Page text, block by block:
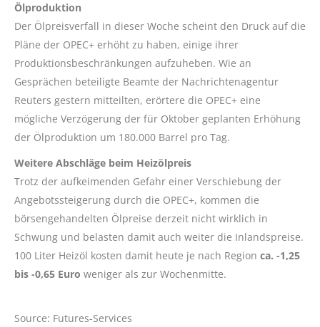
Ölproduktion
Der Ölpreisverfall in dieser Woche scheint den Druck auf die
Pläne der OPEC+ erhöht zu haben, einige ihrer
Produktionsbeschränkungen aufzuheben. Wie an
Gesprächen beteiligte Beamte der Nachrichtenagentur
Reuters gestern mitteilten, erörtere die OPEC+ eine
mögliche Verzögerung der für Oktober geplanten Erhöhung
der Ölproduktion um 180.000 Barrel pro Tag.
Weitere Abschläge beim Heizölpreis
Trotz der aufkeimenden Gefahr einer Verschiebung der
Angebotssteigerung durch die OPEC+, kommen die
börsengehandelten Ölpreise derzeit nicht wirklich in
Schwung und belasten damit auch weiter die Inlandspreise.
100 Liter Heizöl kosten damit heute je nach Region ca. -1,25
bis -0,65 Euro weniger als zur Wochenmitte.
Source: Futures-Services